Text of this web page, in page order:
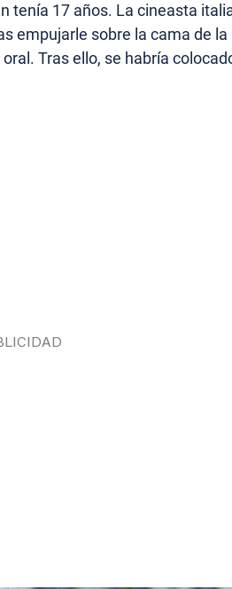
tenía 17 años. La cineasta
empujarle sobre la cama de la
Tras ello, se habría